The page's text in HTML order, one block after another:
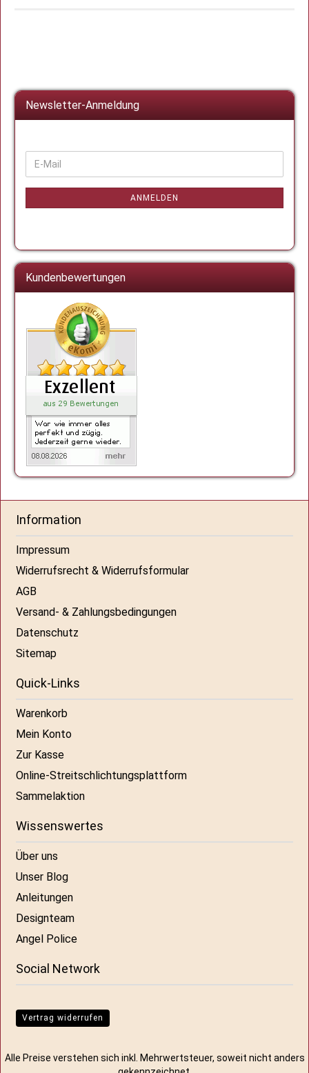
Newsletter-Anmeldung
WEITER
ZUR
NEWSLETTER-
E-
Mail
ANMELDEN
Kundenbewertungen
Information
Impressum
Widerrufsrecht & Widerrufsformular
AGB
Versand- & Zahlungsbedingungen
Datenschutz
Sitemap
Quick-Links
Warenkorb
Mein Konto
Zur Kasse
Online-Streitschlichtungsplattform
Sammelaktion
Wissenswertes
Über uns
Unser Blog
Anleitungen
Designteam
Angel Police
Social Network
Vertrag widerrufen
Alle Preise verstehen sich inkl. Mehrwertsteuer, soweit nicht anders